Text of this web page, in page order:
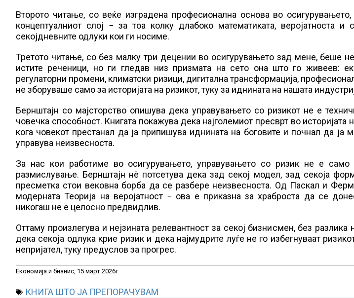
Второто читање, со веќе изградена професионална основа во
концептуалниот слој − за тоа колку длабоко математиката, веројатноста и
секојдневните одлуки кои ги носиме.
Третото читање, со без малку три децении во осигурувањето зад мене, беше
истите реченици, но ги гледав низ призмата на сето она што го живеев:
регулаторни промени, климатски ризици, дигитална трансформација,
не зборуваше само за историјата на ризикот, туку за иднината на нашата
Бернштајн со мајсторство опишува дека управувањето со ризикот не е
човечка способност. Книгата покажува дека најголемиот пресврт во
кога човекот престанал да ја припишува иднината на боговите и почнал да ја
управува неизвесноста.
За нас кои работиме во осигурувањето, управувањето со ризик не е само
размислување. Бернштајн нè потсетува дека зад секој модел, зад секоја
пресметка стои вековна борба да се разбере неизвесноста. Од Паскал и
модерната Теорија на веројатност − ова е приказна за храброста да се
никогаш не е целосно предвидлив.
Оттаму произлегува и нејзината релевантност за секој бизнисмен, без разлика
дека секоја одлука крие ризик и дека најмудрите луѓе не го избегнуваат
непријател, туку предуслов за прогрес.
Економија и бизнис, 15 март 2026г
КНИГА ШТО ЈА ПРЕПОРАЧУВАМ